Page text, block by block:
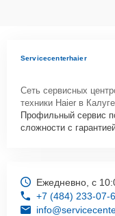
Servicecenterhaier
Сеть сервисных
техники Haier в Калуге.
Профильный сервис
сложности с
Ежедневно, с
+7 (484) 233-07-